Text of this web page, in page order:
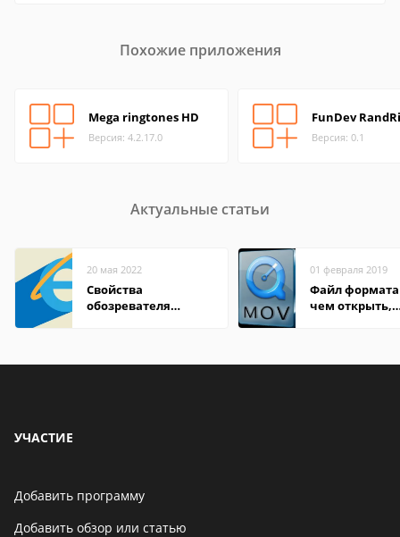
Похожие приложения
Mega ringtones HD
Версия: 4.2.17.0
FunDev
Версия: 0.1
Актуальные статьи
20 мая 2022
Свойства
обозревателя
01 февраля 2019
Файл формата
чем открыть,
УЧАСТИЕ
Добавить программу
Добавить обзор или статью